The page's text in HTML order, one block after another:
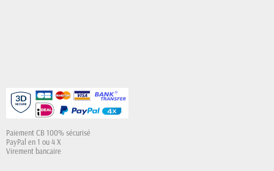
Paiement CB 100% sécurisé
PayPal en 1 ou 4 X
Virement bancaire